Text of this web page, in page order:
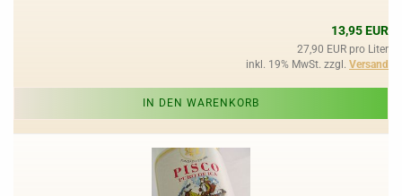
13,95 EUR
27,90 EUR pro Liter
inkl. 19% MwSt. zzgl. Versand
IN DEN WARENKORB